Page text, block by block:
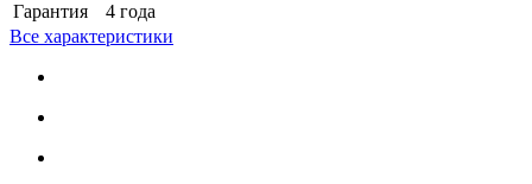
Гарантия
4 года
Все характеристики